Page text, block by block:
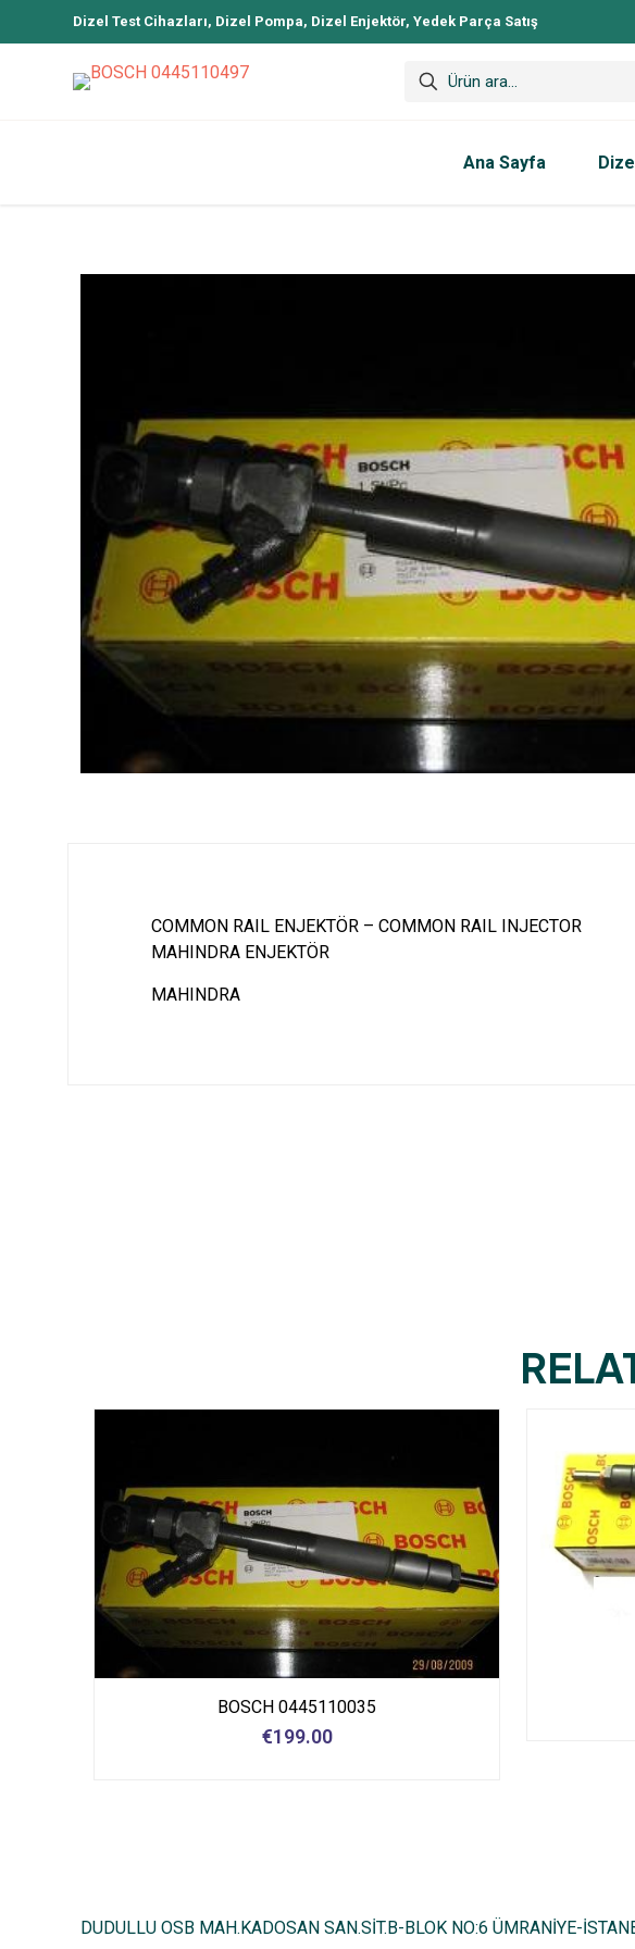
Dizel Test Cihazları, Dizel Pompa, Dizel Enjektör, Yedek Parça Satış
Ana Sayfa
COMMON RAIL ENJEKTÖR – COMMON RAIL INJECTOR
MAHINDRA ENJEKTÖR
MAHINDRA
BOSCH 0445110035
€199.00
DUDULLU OSB MAH.KADOSAN SAN.SİT.B-BLOK NO:6 ÜMRANİYE-